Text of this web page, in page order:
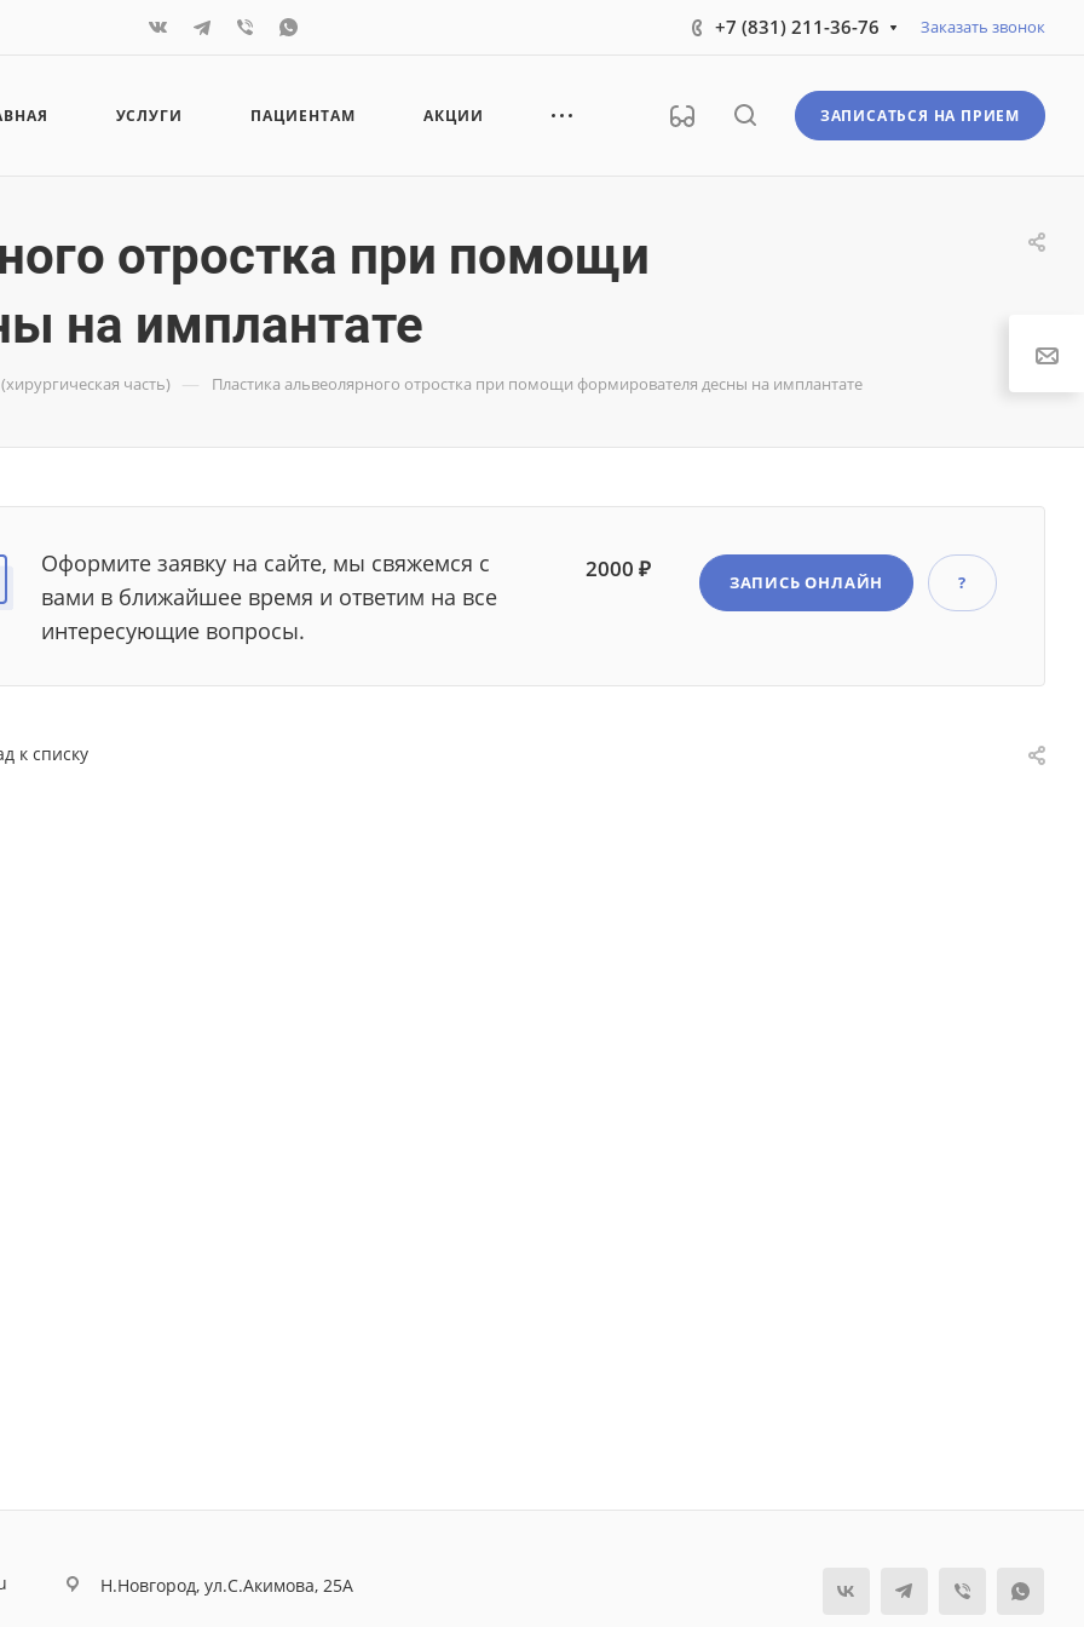
+7 (831) 211-36-76 Заказать звонок
УСЛУГИ ПАЦИЕНТАМ АКЦИИ ЗАПИСАТЬСЯ НА ПРИЕМ
отростка при помощи
на имплантате
часть) — Пластика альвеолярного отростка при помощи формирователя десны на имплантате
Оформите заявку на сайте, мы свяжемся с
вами в ближайшее время и ответим на все
интересующие вопросы.
2000 ₽ ЗАПИСЬ ОНЛАЙН ?
к списку
Н.Новгород, ул.С.Акимова, 25А